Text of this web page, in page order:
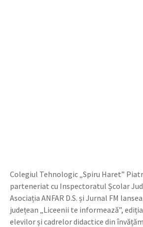
Colegiul Tehnologic „Spiru Haret”
parteneriat cu Inspectoratul Școlar
Asociația ANFAR D.S. și Jurnal FM
județean „Liceenii te informează”,
elevilor și cadrelor didactice din